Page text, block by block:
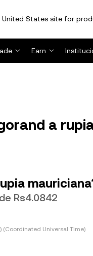
States site for
Earn
a
Rs4.0842
(Coordinated Universal Time)